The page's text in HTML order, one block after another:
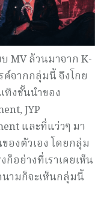
MV ล้วนมาจาก K-
จากกลุ่มนี้ จึงโกย
ทิงชั้นนำของ
JYP
และที่แว่วๆ มา
งตัวเอง โดยกลุ่ม
ก็อย่างที่เราเคยเห็น
ามก็จะเห็นกลุ่มนี้